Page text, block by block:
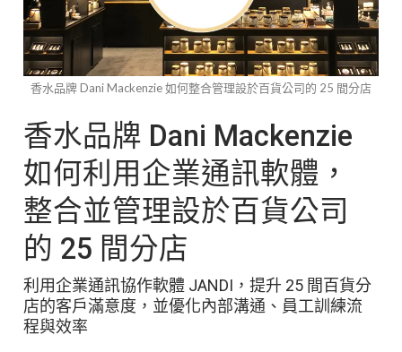
香水品牌 Dani Mackenzie 如何整合管理設於百貨公司的 25 間分店
香水品牌 Dani Mackenzie
如何利用企業通訊軟體，
整合並管理設於百貨公司
的 25 間分店
利用企業通訊協作軟體 JANDI，提升 25 間百貨分
店的客戶滿意度，並優化內部溝通、員工訓練流
程與效率